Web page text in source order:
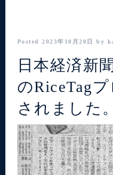
Posted2023年10月20日 by
日本経済新
のRiceTag
されました。